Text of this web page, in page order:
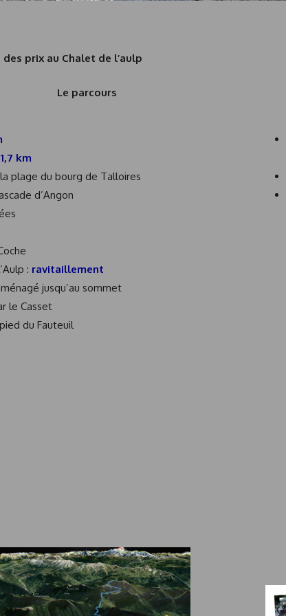
prix au Chalet de l’aulp
Le parcours
km
plage du bourg de Talloires
d’Angon
: ravitaillement
jusqu’au sommet
le Casset
du Fauteuil